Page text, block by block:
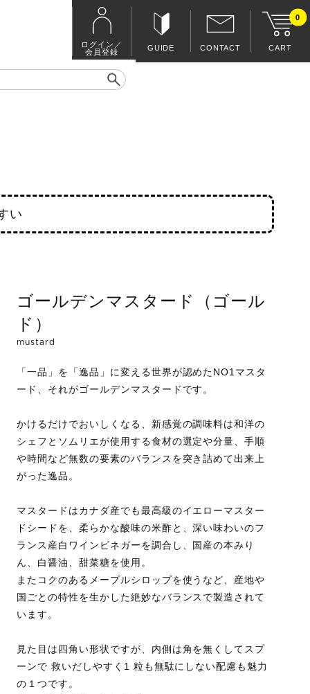
ログイン／
会員登録
GUIDE CONTACT
0
CART
い
ゴールデンマスタード（ゴール
ド）
mustard
「一品」を「逸品」に変える世界が認めたNO1マスタ
ード、それがゴールデンマスタードです。
かけるだけでおいしくなる、新感覚の調味料は和洋の
シェフとソムリエが使用する食材の選定や分量、手順
や時間など無数の要素のバランスを突き詰めて出来上
がった逸品。
マスタードはカナダ産でも最高級のイエローマスター
ドシードを、柔らかな酸味の米酢と、深い味わいのフ
ランス産白ワインビネガーを調合し、国産の本みり
ん、白醤油、甜菜糖を使用。
またコクのあるメープルシロップを使うなど、産地や
国ごとの特性を生かした絶妙なバランスで製造されて
います。
見た目は四角い形状ですが、内側は角を無くしてスプ
ーンで 救いだしやすく1 粒も無駄にしない配慮も魅力
の１つです。